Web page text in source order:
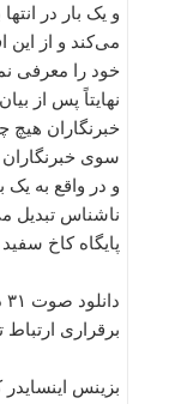
و یک بار در
می‌کند و از این
خود را معرفی
نهایتاً پس از
خبرنگاران هیچ
سوی
و در واقع به
ناشناس تبدیل
پایگاه کاخ
برقراری
بزینس